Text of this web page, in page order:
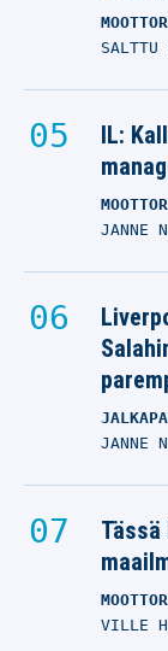
SALTTU
IL:
JANNE
JANNE
VILLE